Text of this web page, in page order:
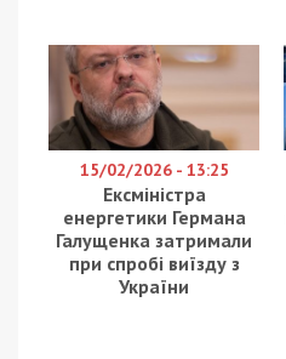
15/02/2026 - 13:25
Ексміністра
енергетики Германа
Галущенка затримали
при спробі виїзду з
України